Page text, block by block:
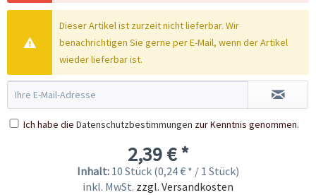
Dieser Artikel ist zurzeit nicht lieferbar. Wir
benachrichtigen Sie gerne per E-Mail, wenn der Artikel
wieder lieferbar ist.
Ich habe die Datenschutzbestimmungen zur Kenntnis genommen.
2,39 € *
Inhalt: 10 Stück (0,24 € * / 1 Stück)
inkl. MwSt. zzgl. Versandkosten